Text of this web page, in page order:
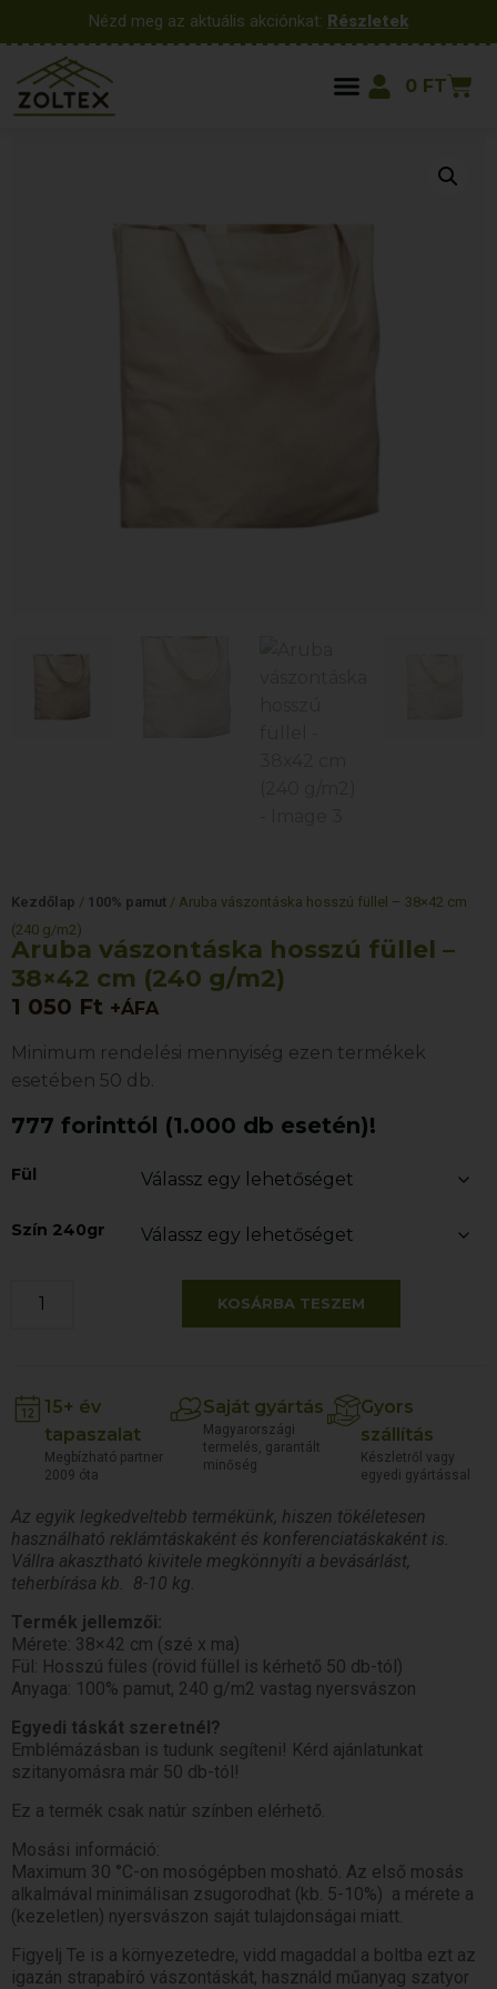
Nézd meg az aktuális akciónkat: Részletek
0 FT
Kezdőlap / 100% pamut / Aruba vászontáska hosszú füllel – 38×42 cm
(240 g/m2)
Aruba vászontáska hosszú füllel –
38×42 cm (240 g/m2)
1 050 Ft +ÁFA
Minimum rendelési mennyiség ezen termékek
esetében 50 db.
777 forinttól (1.000 db esetén)!
Fül
Szín 240gr
KOSÁRBA TESZEM
15+ év
tapaszalat
Megbízható partner
2009 óta
Saját gyártás
Magyarországi
termelés, garantált
minőség
Gyors
szállítás
Készletről vagy
egyedi gyártással
Az egyik legkedveltebb termékünk, hiszen tökéletesen
használható reklámtáskaként és konferenciatáskaként is.
Vállra akasztható kivitele megkönnyíti a bevásárlást,
teherbírása kb. 8-10 kg.
Termék jellemzői:
Mérete: 38×42 cm (szé x ma)
Fül: Hosszú füles (rövid füllel is kérhető 50 db-tól)
Anyaga: 100% pamut, 240 g/m2 vastag nyersvászon
Egyedi táskát szeretnél?
Emblémázásban is tudunk segíteni! Kérd ajánlatunkat
szitanyomásra már 50 db-tól!
Ez a termék csak natúr színben elérhető.
Mosási információ:
Maximum 30 °C-on mosógépben mosható. Az első mosás
alkalmával minimálisan zsugorodhat (kb. 5-10%) a mérete a
(kezeletlen) nyersvászon saját tulajdonságai miatt.
Figyelj Te is a környezetedre, vidd magaddal a boltba ezt az
igazán strapabíró vászontáskát, használd műanyag szatyor